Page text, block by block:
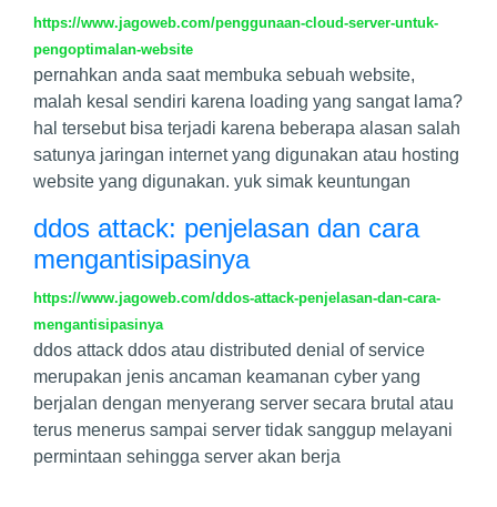
https://www.jagoweb.com/penggunaan-cloud-server-untuk-
pengoptimalan-website
pernahkan anda saat membuka sebuah website,
malah kesal sendiri karena loading yang sangat lama?
hal tersebut bisa terjadi karena beberapa alasan salah
satunya jaringan internet yang digunakan atau hosting
website yang digunakan. yuk simak keuntungan
ddos attack: penjelasan dan cara
mengantisipasinya
https://www.jagoweb.com/ddos-attack-penjelasan-dan-cara-
mengantisipasinya
ddos attack ddos atau distributed denial of service
merupakan jenis ancaman keamanan cyber yang
berjalan dengan menyerang server secara brutal atau
terus menerus sampai server tidak sanggup melayani
permintaan sehingga server akan berja